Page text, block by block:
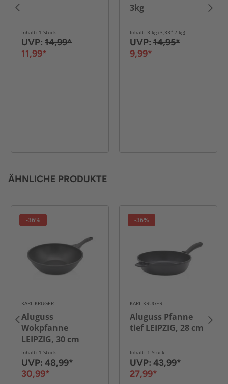
Inhalt: 1 Stück
UVP: 14,99*
11,99*
3kg
Inhalt: 3 kg (3,33* / kg)
UVP: 14,95*
9,99*
ÄHNLICHE PRODUKTE
-36%
KARL KRÜGER
Aluguss
Wokpfanne
LEIPZIG, 30 cm
Inhalt: 1 Stück
UVP: 48,99*
30,99*
-36%
KARL KRÜGER
Aluguss Pfanne
tief LEIPZIG, 28 cm
Inhalt: 1 Stück
UVP: 43,99*
27,99*